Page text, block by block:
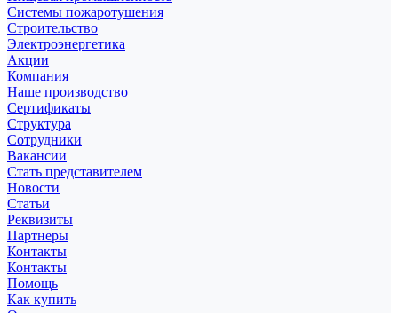
Системы пожаротушения
Строительство
Электроэнергетика
Акции
Компания
Наше производство
Сертификаты
Структура
Сотрудники
Вакансии
Стать представителем
Новости
Статьи
Реквизиты
Партнеры
Контакты
Контакты
Помощь
Как купить